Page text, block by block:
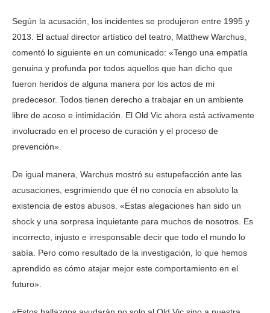
Según la acusación, los incidentes se produjeron entre 1995 y
2013. El actual director artístico del teatro, Matthew Warchus,
comentó lo siguiente en un comunicado: «Tengo una empatía
genuina y profunda por todos aquellos que han dicho que
fueron heridos de alguna manera por los actos de mi
predecesor. Todos tienen derecho a trabajar en un ambiente
libre de acoso e intimidación. El Old Vic ahora está activamente
involucrado en el proceso de curación y el proceso de
prevención».
De igual manera, Warchus mostró su estupefacción ante las
acusaciones, esgrimiendo que él no conocía en absoluto la
existencia de estos abusos. «Estas alegaciones han sido un
shock y una sorpresa inquietante para muchos de nosotros. Es
incorrecto, injusto e irresponsable decir que todo el mundo lo
sabía. Pero como resultado de la investigación, lo que hemos
aprendido es cómo atajar mejor este comportamiento en el
futuro».